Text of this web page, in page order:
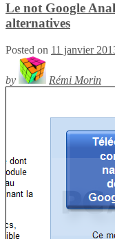
Le not Google
alternatives
Posted on 11 janvier
by Rémi Morin